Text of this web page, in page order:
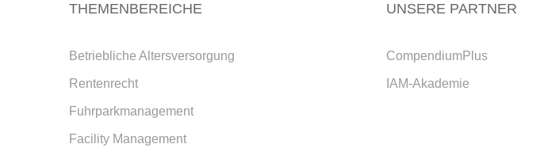
THEMENBEREICHE
Betriebliche Altersversorgung
Rentenrecht
Fuhrparkmanagement
Facility Management
UNSERE PARTNER
CompendiumPlus
IAM-Akademie